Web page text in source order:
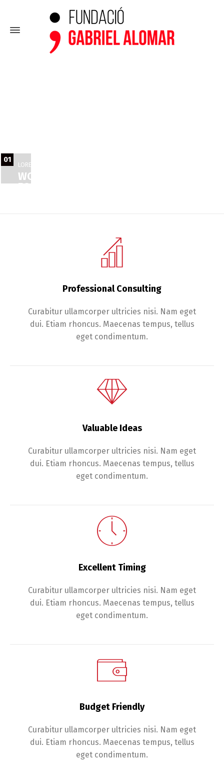
01
WORK WITH WORLD CLASS EXPERTS
FOR YOUR NEXT PROJECT
LOREM IPSUM DOLOR SIT AMET, CONSECTETUR ADIPISCING ELIT
Professional Consulting
Curabitur ullamcorper ultricies nisi. Nam eget
dui. Etiam rhoncus. Maecenas tempus, tellus
eget condimentum.
Valuable Ideas
Curabitur ullamcorper ultricies nisi. Nam eget
dui. Etiam rhoncus. Maecenas tempus, tellus
eget condimentum.
Excellent Timing
Curabitur ullamcorper ultricies nisi. Nam eget
dui. Etiam rhoncus. Maecenas tempus, tellus
eget condimentum.
Budget Friendly
Curabitur ullamcorper ultricies nisi. Nam eget
dui. Etiam rhoncus. Maecenas tempus, tellus
eget condimentum.